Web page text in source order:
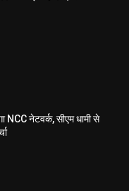
NCC नेटवर्क, सीएम धामी से